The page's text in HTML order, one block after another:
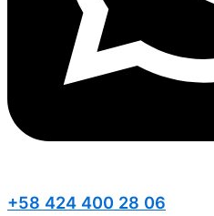
+58 424 400 28 06